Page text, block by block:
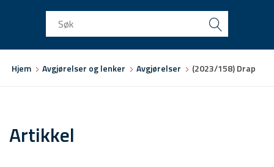
Hjem Avgjørelser og lenker Avgjørelser (2023/158) Drap
Artikkel